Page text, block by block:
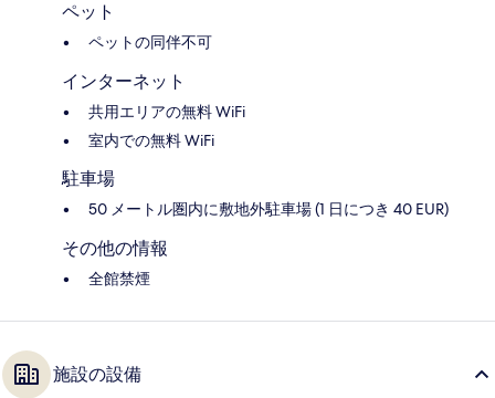
ペット
ペットの同伴不可
インターネット
共用エリアの無料 WiFi
室内での無料 WiFi
駐車場
50 メートル圏内に敷地外駐車場 (1 日につき 40 EUR)
その他の情報
全館禁煙
施設の設備